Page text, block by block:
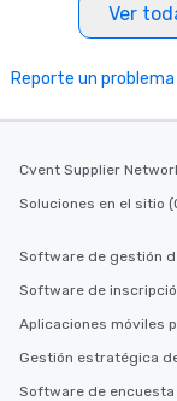
Ver
Reporte un problema
Cvent Supplier
Soluciones en el sitio
Software de gestión
Software de
Aplicaciones móviles
Gestión estratégica
Software de